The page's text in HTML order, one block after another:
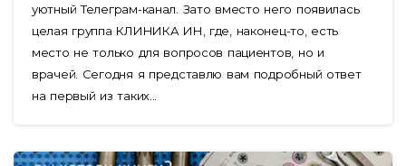
уютный Телеграм-канал. Зато вместо него появилась
целая группа КЛИНИКА ИН, где, наконец-то, есть
место не только для вопросов пациентов, но и
врачей. Сегодня я представлю вам подробный ответ
на первый из таких...